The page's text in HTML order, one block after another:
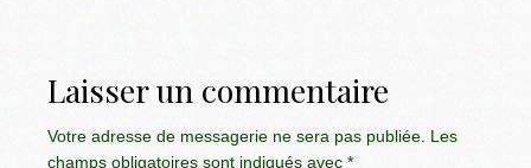
Laisser un commentaire
Votre adresse de messagerie ne sera pas publiée. Les
champs obligatoires sont indiqués avec*